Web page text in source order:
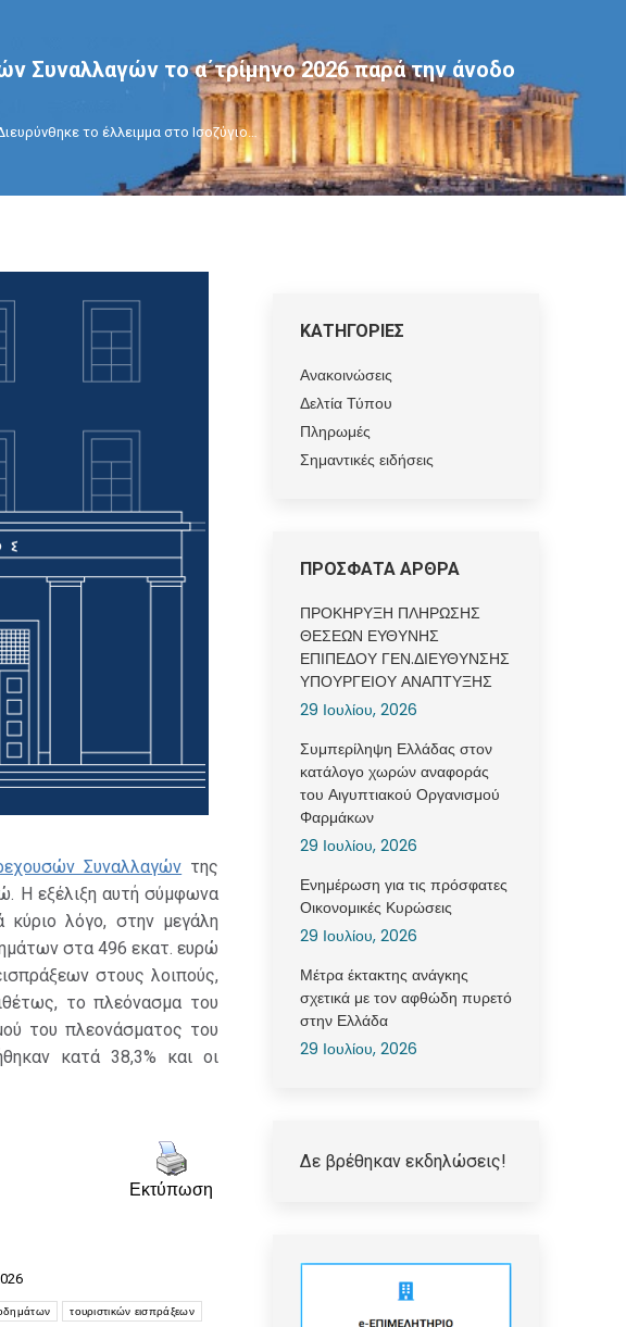
Συναλλαγών το α΄τρίμηνο 2026 παρά την άνοδο
το έλλειμμα στο Ισοζύγιο…
Συναλλαγών της
Η εξέλιξη αυτή σύμφωνα
κύριο λόγο, στην μεγάλη
στα 496 εκατ. ευρώ
στους λοιπούς,
το πλεόνασμα του
του πλεονάσματος του
κατά 38,3% και οι
Εκτύπωση
τουριστικών εισπράξεων
ΚΑΤΗΓΟΡΙΕΣ
Ανακοινώσεις
Δελτία Τύπου
Πληρωμές
Σημαντικές ειδήσεις
ΠΡΟΣΦΑΤΑ ΑΡΘΡΑ
ΠΡΟΚΗΡΥΞΗ ΠΛΗΡΩΣΗΣ
ΘΕΣΕΩΝ ΕΥΘΥΝΗΣ
ΕΠΙΠΕΔΟΥ ΓΕΝ.ΔΙΕΥΘΥΝΣΗΣ
ΥΠΟΥΡΓΕΙΟΥ ΑΝΑΠΤΥΞΗΣ
29 Ιουλίου, 2026
Συμπερίληψη Ελλάδας στον
κατάλογο χωρών αναφοράς
του Αιγυπτιακού Οργανισμού
Φαρμάκων
29 Ιουλίου, 2026
Ενημέρωση για τις πρόσφατες
Οικονομικές Κυρώσεις
29 Ιουλίου, 2026
Μέτρα έκτακτης ανάγκης
σχετικά με τον αφθώδη πυρετό
στην Ελλάδα
29 Ιουλίου, 2026
Δε βρέθηκαν εκδηλώσεις!